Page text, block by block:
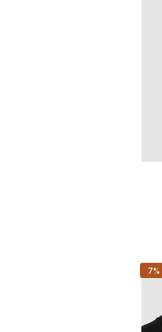
7%